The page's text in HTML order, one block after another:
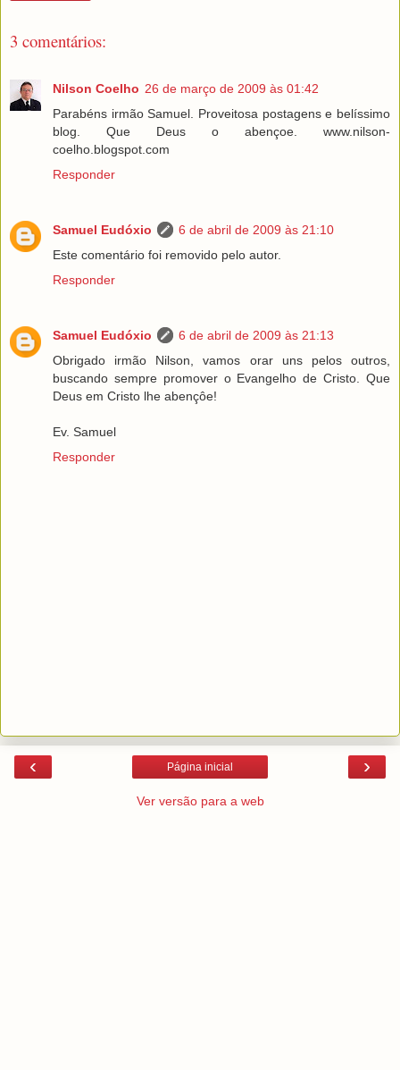
3 comentários:
Nilson Coelho 26 de março de 2009 às 01:42
Parabéns irmão Samuel. Proveitosa postagens e belíssimo
blog. Que Deus o abençoe. www.nilson-
coelho.blogspot.com
Responder
Samuel Eudóxio
6 de abril de 2009 às 21:10
Este comentário foi removido pelo autor.
Responder
Samuel Eudóxio
6 de abril de 2009 às 21:13
Obrigado irmão Nilson, vamos orar uns pelos outros,
buscando sempre promover o Evangelho de Cristo. Que
Deus em Cristo lhe abençôe!
Ev. Samuel
Responder
‹ ›
Página inicial
Ver versão para a web